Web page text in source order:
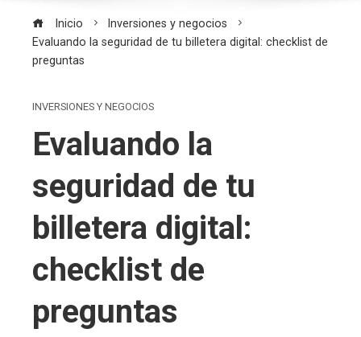
Inicio
Inversiones y negocios
Evaluando la seguridad de tu billetera digital: checklist de
preguntas
INVERSIONES Y NEGOCIOS
Evaluando la
seguridad de tu
billetera digital:
checklist de
preguntas